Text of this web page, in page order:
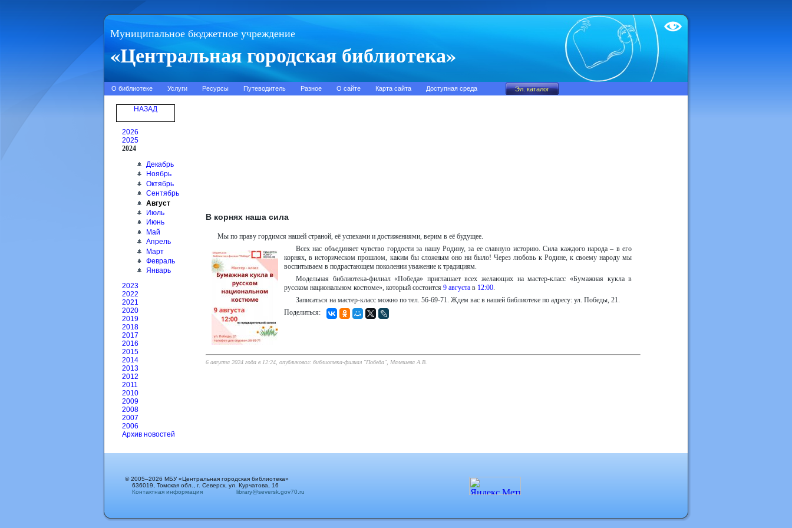
Муниципальное бюджетное учреждение
«Центральная городская библиотека»
Test
О библиотеке Услуги Ресурсы Путеводитель Разное О сайте Карта сайта Доступная среда
НАЗАД
2026
2025
2024
Декабрь
Ноябрь
Октябрь
Сентябрь
Август
Июль
Июнь
Май
Апрель
Март
Февраль
Январь
2023
2022
2021
2020
2019
2018
2017
2016
2015
2014
2013
2012
2011
2010
2009
2008
2007
2006
Архив новостей
В корнях наша сила
Мы по праву гордимся нашей страной, её успехами и достижениями, верим в её будущее.
Всех нас объединяет чувство гордости за нашу Родину, за ее славную историю. Сила каждого народа – в его
корнях, в историческом прошлом, каким бы сложным оно ни было! Через любовь к Родине, к своему народу мы
воспитываем в подрастающем поколении уважение к традициям.
Модельная библиотека-филиал «Победа» приглашает всех желающих на мастер-класс «Бумажная кукла в
русском национальном костюме», который состоится 9 августа в 12:00.
Записаться на мастер-класс можно по тел. 56-69-71. Ждем вас в нашей библиотеке по адресу: ул. Победы, 21.
Поделиться:
6 августа 2024 года в 12:24, опубликовал: библиотека-филиал "Победа", Малешева А.В.
© 2005–2026 МБУ «Центральная городская библиотека»
636019, Томская обл., г. Северск, ул. Курчатова, 16
Контактная информация
library@seversk.gov70.ru